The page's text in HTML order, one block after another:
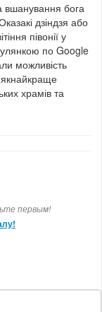
вшанування бога
дзіндзя або
півонії у
по Google
можливість
якнайкраще
храмів та
первым!